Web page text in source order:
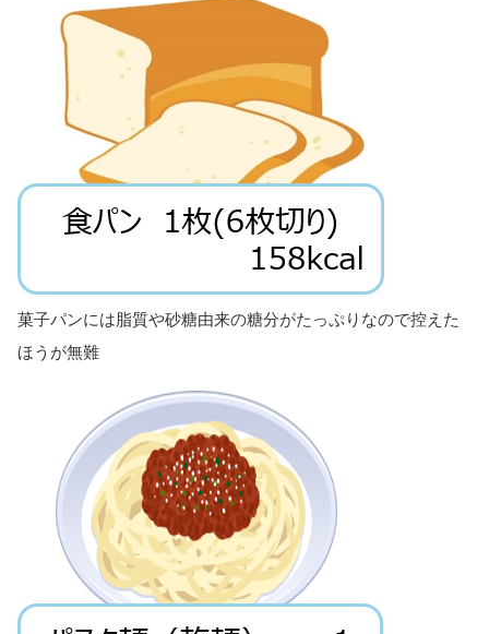
菓子パンには脂質や砂糖由来の糖分がたっぷりなので控えた
ほうが無難